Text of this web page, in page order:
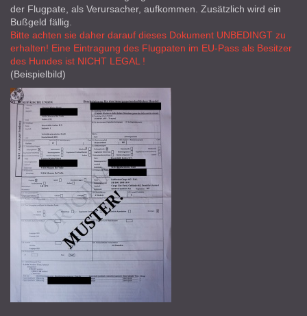
der Flugpate, als Verursacher, aufkommen. Zusätzlich wird ein
Bußgeld fällig.
Bitte achten sie daher darauf dieses Dokument UNBEDINGT zu
erhalten! Eine Eintragung des Flugpaten im EU-Pass als Besitzer
des Hundes ist NICHT LEGAL !
(Beispielbild)